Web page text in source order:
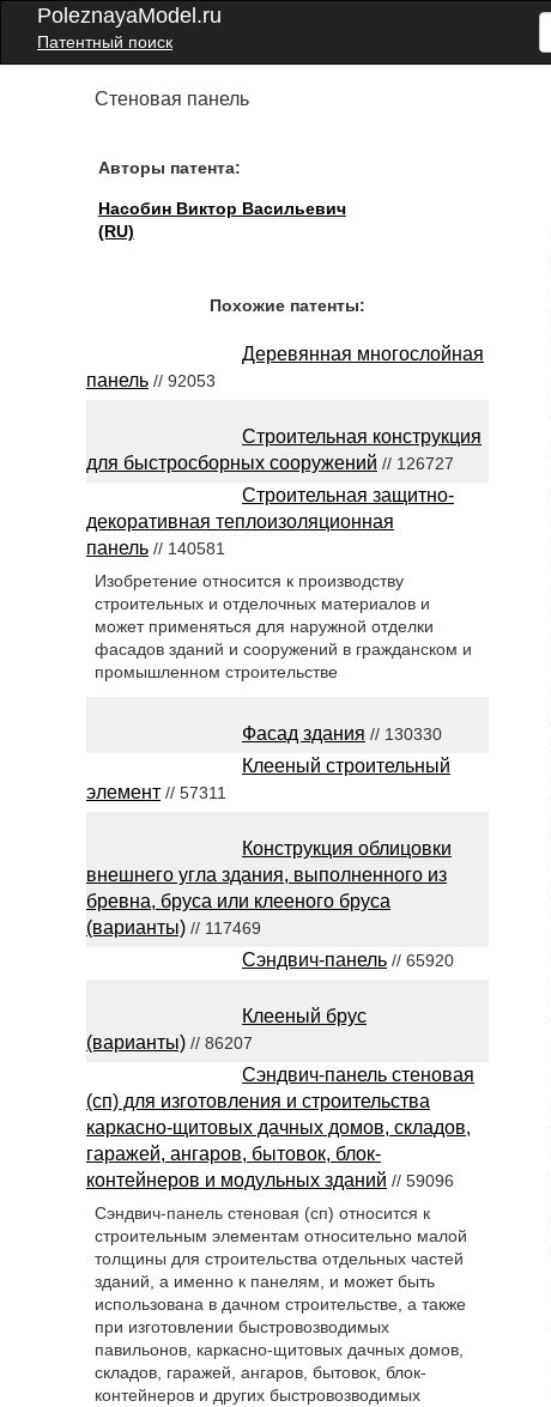
PoleznayaModel.ru
Патентный поиск
Стеновая панель
Авторы патента:
Насобин Виктор Васильевич
(RU)
Похожие патенты:
Деревянная многослойная
панель // 92053
Строительная конструкция
для быстросборных сооружений // 126727
Строительная защитно-
декоративная теплоизоляционная
панель // 140581
Изобретение относится к производству
строительных и отделочных материалов и
может применяться для наружной отделки
фасадов зданий и сооружений в гражданском и
промышленном строительстве
Фасад здания // 130330
Клееный строительный
элемент // 57311
Конструкция облицовки
внешнего угла здания, выполненного из
бревна, бруса или клееного бруса
(варианты) // 117469
Сэндвич-панель // 65920
Клееный брус
(варианты) // 86207
Сэндвич-панель стеновая
(сп) для изготовления и строительства
каркасно-щитовых дачных домов, складов,
гаражей, ангаров, бытовок, блок-
контейнеров и модульных зданий // 59096
Сэндвич-панель стеновая (сп) относится к
строительным элементам относительно малой
толщины для строительства отдельных частей
зданий, а именно к панелям, и может быть
использована в дачном строительстве, а также
при изготовлении быстровозводимых
павильонов, каркасно-щитовых дачных домов,
складов, гаражей, ангаров, бытовок, блок-
контейнеров и других быстровозводимых